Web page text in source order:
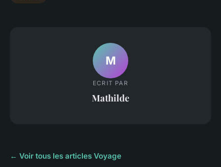
M
ECRIT PAR
Mathilde
← Voir tous les articles Voyage